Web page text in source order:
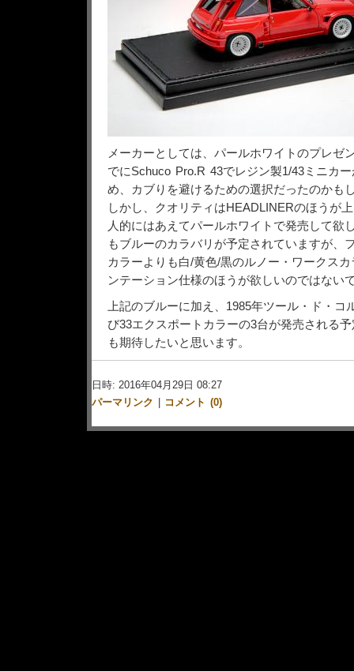
メーカーとしては、パールホワイトのプレゼ
でにSchuco Pro.R 43でレジン製1/43ミニカ
め、カブりを避けるための選択だったのかも
しかし、クオリティはHEADLINERのほうが
人的にはあえてパールホワイトで発売して欲
もブルーのカラバリが予定されていますが、
カラーよりも白/黄色/黒のルノー・ワークス
ンテーション仕様のほうが欲しいのではない
上記のブルーに加え、1985年ツール・ド・コ
び33エクスポートカラーの3台が発売される
も期待したいと思います。
日時: 2016年04月29日 08:27
パーマリンク
コメント (0)